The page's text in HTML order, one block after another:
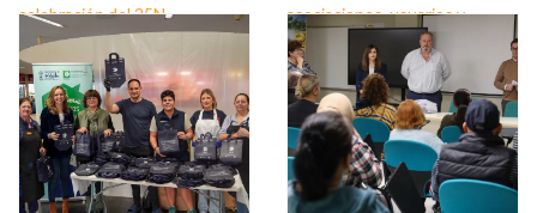
celebración del 25N
asociaciones, usuarios y
personas que trabajan a favor
de este colectivo